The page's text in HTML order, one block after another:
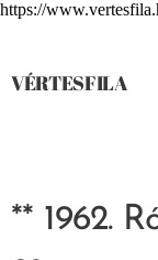
https://
VÉRTESFILA
** 1962.